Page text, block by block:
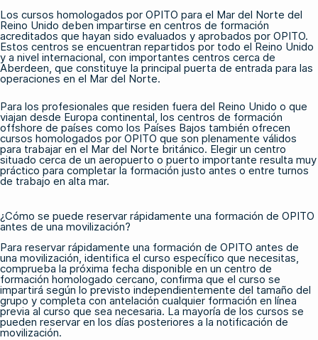
Los cursos homologados por OPITO para el Mar del Norte del
Reino Unido deben impartirse en centros de formación
acreditados que hayan sido evaluados y aprobados por OPITO.
Estos centros se encuentran repartidos por todo el Reino Unido
y a nivel internacional, con importantes centros cerca de
Aberdeen, que constituye la principal puerta de entrada para las
operaciones en el Mar del Norte.
Para los profesionales que residen fuera del Reino Unido o que
viajan desde Europa continental, los centros de formación
offshore de países como los Países Bajos también ofrecen
cursos homologados por OPITO que son plenamente válidos
para trabajar en el Mar del Norte británico. Elegir un centro
situado cerca de un aeropuerto o puerto importante resulta muy
práctico para completar la formación justo antes o entre turnos
de trabajo en alta mar.
¿Cómo se puede reservar rápidamente una formación de OPITO
antes de una movilización?
Para reservar rápidamente una formación de OPITO antes de
una movilización, identifica el curso específico que necesitas,
comprueba la próxima fecha disponible en un centro de
formación homologado cercano, confirma que el curso se
impartirá según lo previsto independientemente del tamaño del
grupo y completa con antelación cualquier formación en línea
previa al curso que sea necesaria. La mayoría de los cursos se
pueden reservar en los días posteriores a la notificación de
movilización.